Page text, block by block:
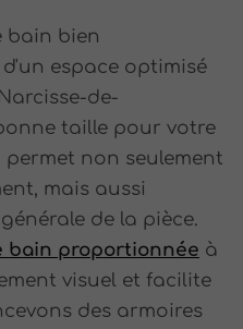
bain bien
espace optimisé
de-
taille pour votre
non seulement
mais aussi
de la pièce.
bain proportionnée à
visuel et facilite
des armoires